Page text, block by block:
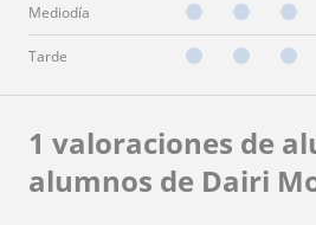
Mediodía
Tarde
1 valoraciones de
alumnos de Dairi